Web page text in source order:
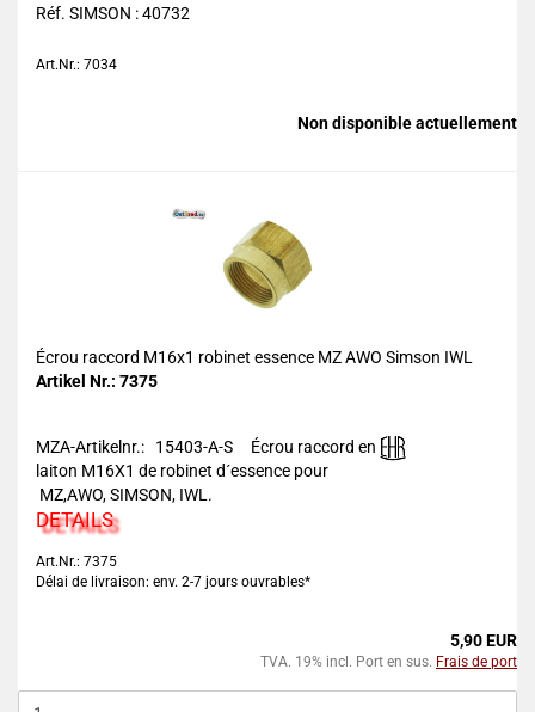
Réf. SIMSON : 40732
Art.Nr.: 7034
Non disponible actuellement
Écrou raccord M16x1 robinet essence MZ AWO Simson IWL
Artikel Nr.: 7375
MZA-Artikelnr.: 15403-A-S
Écrou raccord en
laiton M16X1 de robinet d´essence pour
MZ,AWO, SIMSON, IWL.
DETAILS
Art.Nr.: 7375
Délai de livraison: env. 2-7 jours ouvrables*
5,90 EUR
TVA. 19% incl. Port en sus. Frais de port